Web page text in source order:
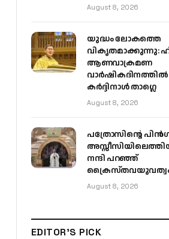
August 8, 2026
യുദ്ധം ലോകത്തെ
വികൃതമാക്കുന്നു:
ആണവാക്രമണ
വാർഷികദിനത്തിൽ
കർദ്ദിനാൾ താഗ്ലെ
August 8, 2026
പത്രോസിന്റെ
നന്ദി പറഞ്ഞ്
August 8, 2026
EDITOR'S PICK